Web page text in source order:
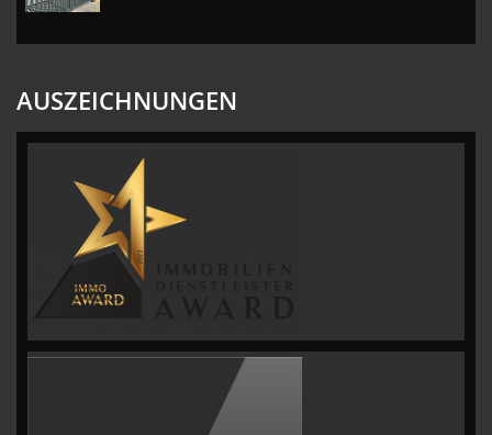
AUSZEICHNUNGEN